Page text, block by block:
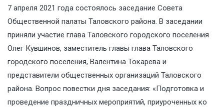
7 апреля 2021 года состоялось заседание Совета
Общественной палаты Таловского района. В заседании
приняли участие глава Таловского городского поселения
Олег Кувшинов, заместитель главы глава Таловского
городского поселения, Валентина Токарева и
представители общественных организаций Таловского
района. Вопрос повестки дня заседания: «Подготовка и
проведение праздничных мероприятий, приуроченных ко